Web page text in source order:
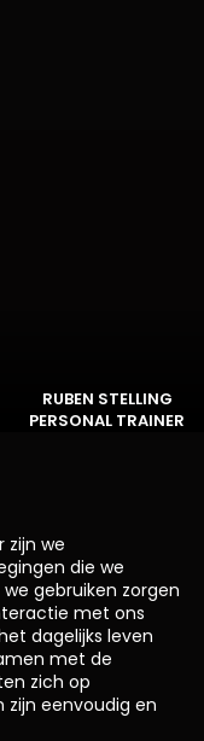
RUBEN STELLING
PERSONAL TRAINER
zijn we
die we
gebruiken zorgen
met ons
dagelijks leven
met de
zich op
zijn eenvoudig en